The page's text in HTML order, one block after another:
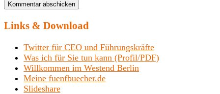
Links & Download
Twitter für CEO und Führungskräfte
Was ich für Sie tun kann (Profil/PDF)
Willkommen im Westend Berlin
Meine fuenfbuecher.de
Slideshare